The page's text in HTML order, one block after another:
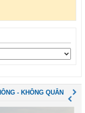
- KHÔNG QUÂN